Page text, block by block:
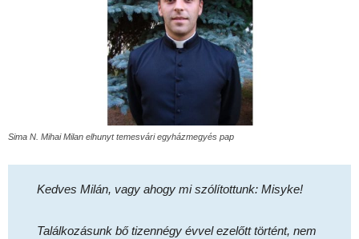
Sima N. Mihai Milan elhunyt temesvári egyházmegyés pap
Kedves Milán, vagy ahogy mi szólítottunk: Misyke!
Találkozásunk bő tizennégy évvel ezelőtt történt, nem